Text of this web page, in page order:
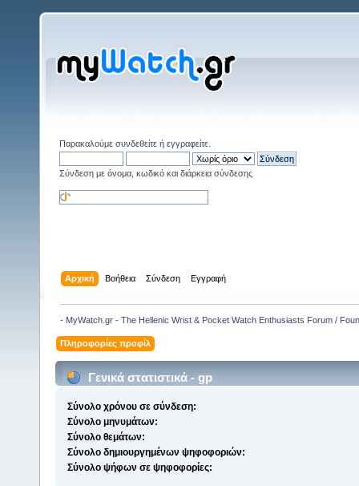
Παρακαλούμε συνδεθείτε ή εγγραφείτε
Σύνδεση με όνομα, κωδικό και διάρκεια σύνδεσης
Αρχική Βοήθεια Σύνδεση Εγγραφή
- MyWatch.gr - The Hellenic Wrist & Pocket Watch Enthusiasts Forum /
Πληροφορίες προφίλ
Γενικά στατιστικά - gp
Σύνολο χρόνου σε σύνδεση:
Σύνολο μηνυμάτων:
Σύνολο θεμάτων:
Σύνολο δημιουργημένων ψηφοφοριών:
Σύνολο ψήφων σε ψηφοφορίες: